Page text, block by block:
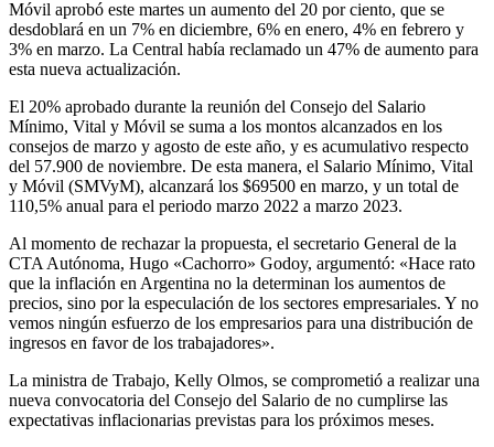
Móvil aprobó este martes un aumento del 20 por ciento, que se
desdoblará en un 7% en diciembre, 6% en enero, 4% en febrero y
3% en marzo. La Central había reclamado un 47% de aumento para
esta nueva actualización.
El 20% aprobado durante la reunión del Consejo del Salario
Mínimo, Vital y Móvil se suma a los montos alcanzados en los
consejos de marzo y agosto de este año, y es acumulativo respecto
del 57.900 de noviembre. De esta manera, el Salario Mínimo, Vital
y Móvil (SMVyM), alcanzará los $69500 en marzo, y un total de
110,5% anual para el periodo marzo 2022 a marzo 2023.
Al momento de rechazar la propuesta, el secretario General de la
CTA Autónoma, Hugo «Cachorro» Godoy, argumentó: «Hace rato
que la inflación en Argentina no la determinan los aumentos de
precios, sino por la especulación de los sectores empresariales. Y no
vemos ningún esfuerzo de los empresarios para una distribución de
ingresos en favor de los trabajadores».
La ministra de Trabajo, Kelly Olmos, se comprometió a realizar una
nueva convocatoria del Consejo del Salario de no cumplirse las
expectativas inflacionarias previstas para los próximos meses.